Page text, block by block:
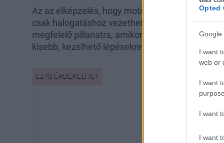
Opted
Google
I want
web or
I want
I want
I want
Az az elképzelés, hogy motiváltnak kell
csak halogatáshoz vezethet és további
megfelelő pillanatra, amikor igazán lelkesnek
kisebb, kezelhető lépésekre bontani és